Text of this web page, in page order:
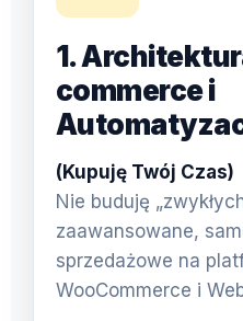
1.
commerce i
(Kupuję Twój Czas)
Nie buduję
zaawansowane,
sprzedażowe na
WooCommerce i